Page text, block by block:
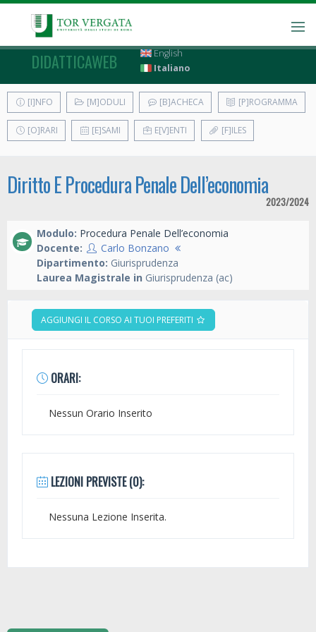
DIDATTICAWEB
English
Italiano
[I]NFO [M]ODULI [B]ACHECA [P]ROGRAMMA
[O]RARI [E]SAMI E[V]ENTI [F]ILES
Diritto E Procedura Penale Dell’economia
2023/2024
Modulo: Procedura Penale Dell’economia
Docente:
Carlo Bonzano
Dipartimento: Giurisprudenza
Laurea Magistrale in Giurisprudenza (ac)
AGGIUNGI IL CORSO AI TUOI PREFERITI
ORARI:
Nessun Orario Inserito
LEZIONI PREVISTE (0):
Nessuna Lezione Inserita.